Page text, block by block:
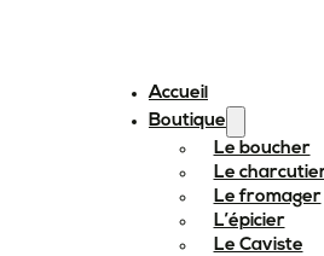
Accueil
Boutique
Le boucher
Le
Le fromager
L’épicier
Le Caviste